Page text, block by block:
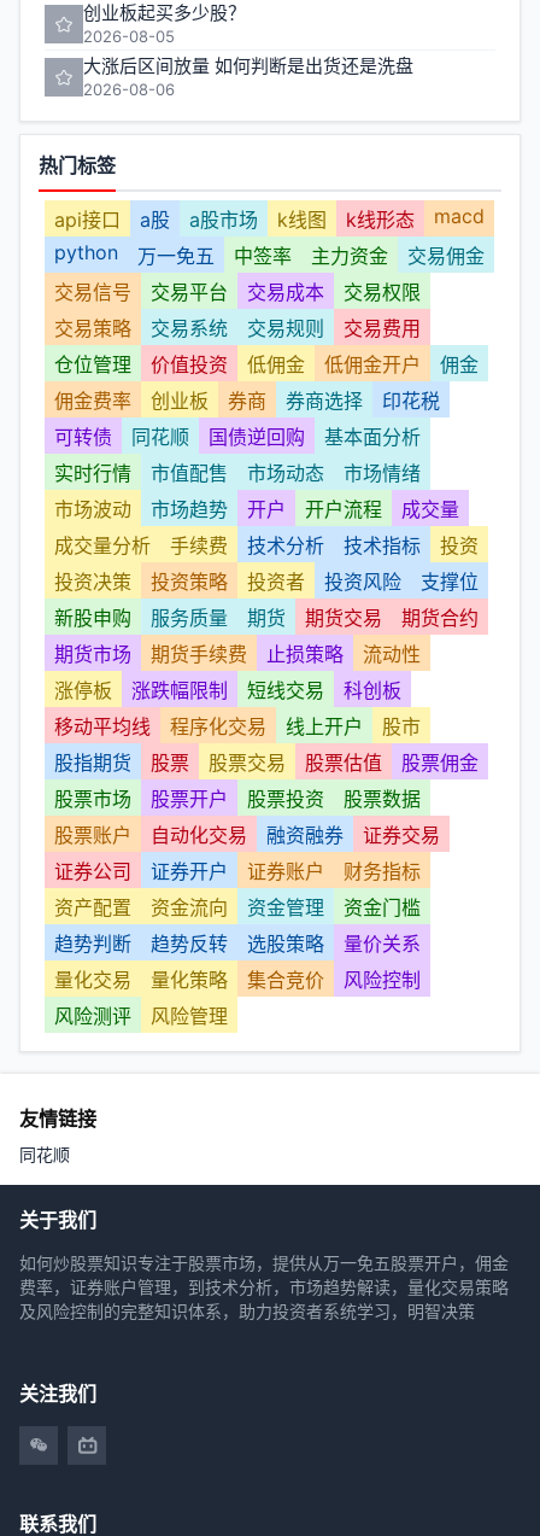
创业板起买多少股？
2026-08-05
大涨后区间放量 如何判断是出货还是洗盘
2026-08-06
热门标签
api接口 a股 a股市场 k线图 k线形态
macd
python
万一免五 中签率 主力资金
交易佣金
交易信号
交易平台 交易成本
交易权限
交易策略
交易系统 交易规则
交易费用
仓位管理
价值投资 低佣金 低佣金开户
佣金
佣金费率
创业板 券商 券商选择
印花税
可转债
同花顺 国债逆回购
基本面分析
实时行情
市值配售 市场动态
市场情绪
市场波动
市场趋势 开户 开户流程
成交量
成交量分析
手续费 技术分析 技术指标
投资
投资决策
投资策略 投资者 投资风险
支撑位
新股申购
服务质量 期货 期货交易
期货合约
期货市场
期货手续费 止损策略
流动性
涨停板
涨跌幅限制 短线交易
科创板
移动平均线
程序化交易 线上开户
股市
股指期货
股票 股票交易 股票估值
股票佣金
股票市场
股票开户 股票投资
股票数据
股票账户
自动化交易 融资融券
证券交易
证券公司
证券开户 证券账户
财务指标
资产配置
资金流向 资金管理
资金门槛
趋势判断
趋势反转 选股策略
量价关系
量化交易
量化策略 集合竞价
风险控制
风险测评
风险管理
友情链接
同花顺
关于我们
如何炒股票知识专注于股票市场，提供从万一免五股票开户，佣金
费率，证券账户管理，到技术分析，市场趋势解读，量化交易策略
及风险控制的完整知识体系，助力投资者系统学习，明智决策
关注我们
联系我们